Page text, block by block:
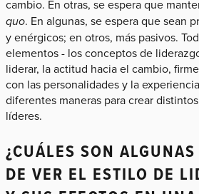
cambio. En otras, se espera que
quo. En algunas, se espera que sean
y enérgicos; en otros, más pasivos.
elementos - los conceptos de
liderar, la actitud hacia el cambio,
con las personalidades y la
diferentes maneras para crear
líderes.
¿CUÁLES SON
DE VER EL ESTILO DE